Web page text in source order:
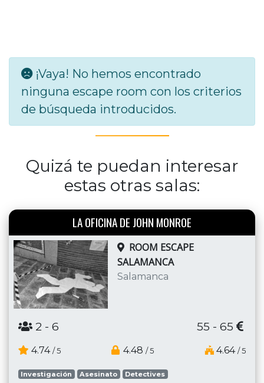
¡Vaya! No hemos encontrado
ninguna escape room con los criterios
de búsqueda introducidos.
Quizá te puedan interesar
estas otras salas:
LA OFICINA DE JOHN MONROE
ROOM ESCAPE
SALAMANCA
Salamanca
2 - 6 55 - 65
4.74 / 5 4.48 / 5 4.64 / 5
Investigación Asesinato Detectives